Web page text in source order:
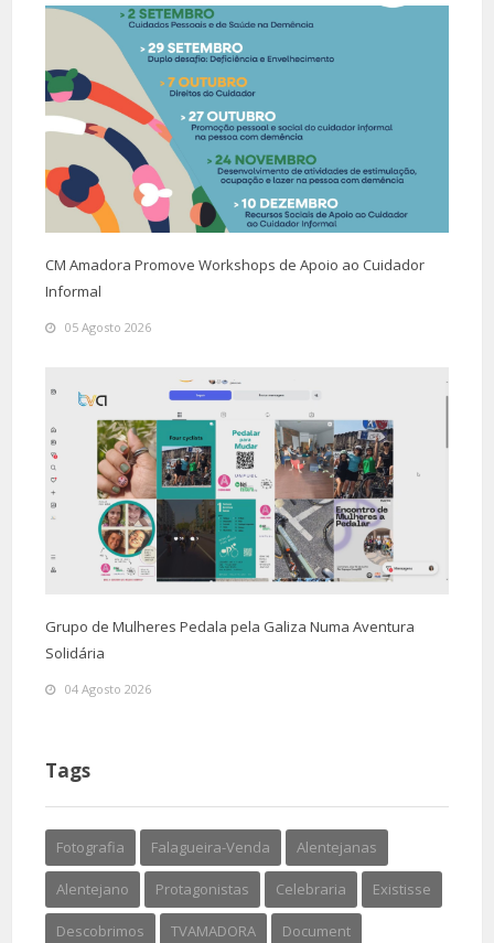
CM Amadora Promove Workshops de Apoio ao Cuidador
Informal
05 Agosto 2026
Grupo de Mulheres Pedala pela Galiza Numa Aventura
Solidária
04 Agosto 2026
Tags
Fotografia Falagueira-Venda Alentejanas
Alentejano Protagonistas Celebraria Existisse
Descobrimos TVAMADORA Document